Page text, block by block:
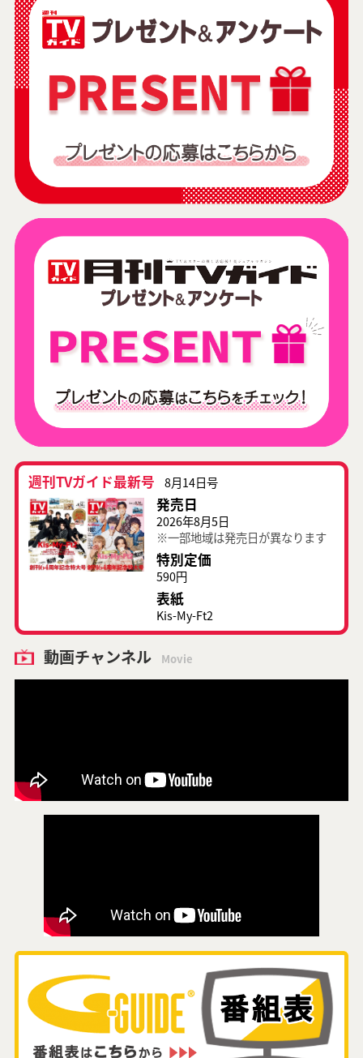
週刊TVガイド最新号 8月14日号
発売日
2026年8月5日
※一部地域は発売日が異なります
特別定価
590円
表紙
Kis-My-Ft2
動画チャンネル Movie